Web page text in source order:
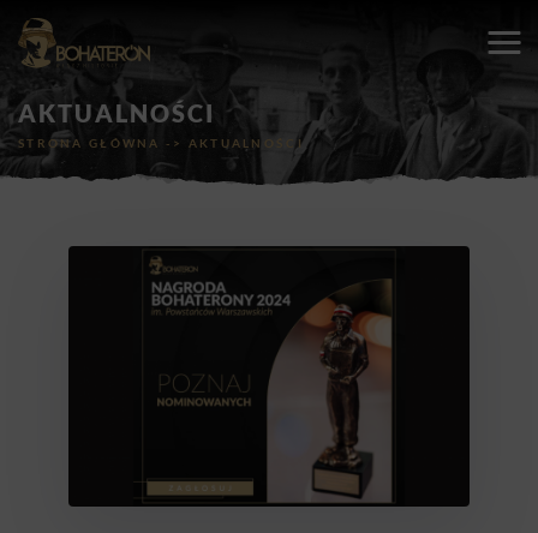
AKTUALNOŚCI
STRONA GŁÓWNA -> AKTUALNOŚCI